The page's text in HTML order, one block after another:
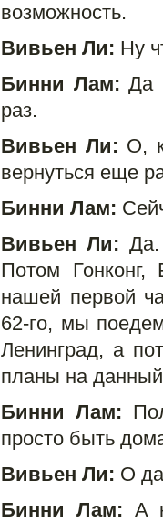
возможность.
Вивьен Ли: Ну
Бинни Лам: Да
раз.
Вивьен Ли: О,
вернуться еще
Бинни Лам:
Вивьен Ли:
Потом
нашей первой
62-го, мы
Ленинград, a
планы на
Бинни Лам:
просто быть
Вивьен Ли: О
Бинни Лам: А